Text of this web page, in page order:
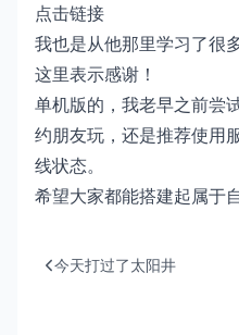
点击链接
我也是从他那里学习了很
这里表示感谢！
单机版的，我老早之前尝
约朋友玩，还是推荐使用
线状态。
希望大家都能搭建起属于
今天打过了太阳井